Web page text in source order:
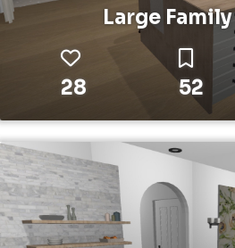
Large
28 52